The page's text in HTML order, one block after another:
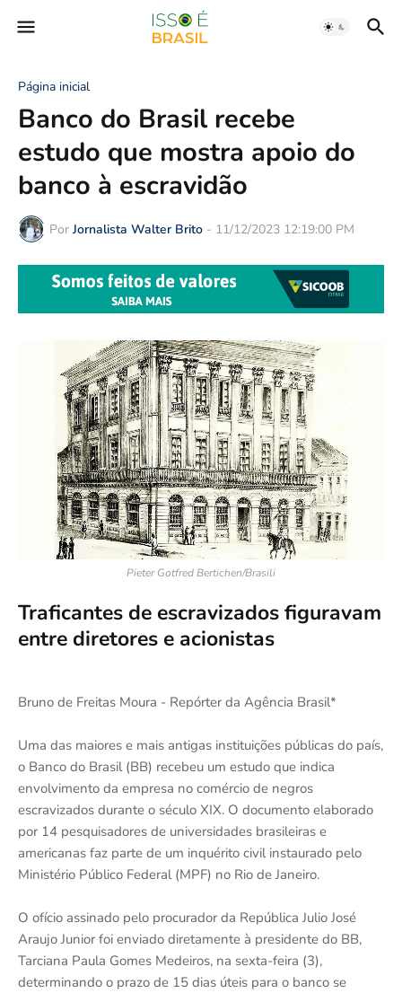
Página inicial
Banco do Brasil recebe
estudo que mostra apoio do
banco à escravidão
Por Jornalista Walter Brito - 11/12/2023 12:19:00 PM
Pieter Gotfred Bertichen/Brasili
Traficantes de escravizados figuravam
entre diretores e acionistas
Bruno de Freitas Moura - Repórter da Agência Brasil*
Uma das maiores e mais antigas instituições públicas do país,
o Banco do Brasil (BB) recebeu um estudo que indica
envolvimento da empresa no comércio de negros
escravizados durante o século XIX. O documento elaborado
por 14 pesquisadores de universidades brasileiras e
americanas faz parte de um inquérito civil instaurado pelo
Ministério Público Federal (MPF) no Rio de Janeiro.
O ofício assinado pelo procurador da República Julio José
Araujo Junior foi enviado diretamente à presidente do BB,
Tarciana Paula Gomes Medeiros, na sexta-feira (3),
determinando o prazo de 15 dias úteis para o banco se